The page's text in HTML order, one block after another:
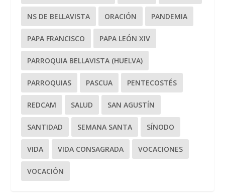
NS DE BELLAVISTA ORACIÓN PANDEMIA
PAPA FRANCISCO PAPA LEÓN XIV
PARROQUIA BELLAVISTA (HUELVA)
PARROQUIAS PASCUA PENTECOSTÉS
REDCAM SALUD SAN AGUSTÍN
SANTIDAD SEMANA SANTA SÍNODO
VIDA VIDA CONSAGRADA VOCACIONES
VOCACIÓN